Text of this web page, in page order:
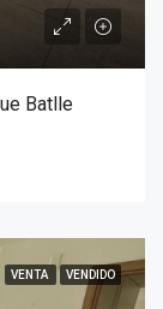
Batlle
VENTA VENDIDO